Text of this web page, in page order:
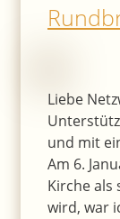
Liebe
und mit
Am 6.
Kirche als
wird, war